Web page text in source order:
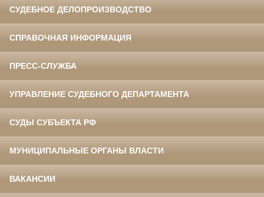
СУДЕБНОЕ ДЕЛОПРОИЗВОДСТВО
СПРАВОЧНАЯ ИНФОРМАЦИЯ
ПРЕСС-СЛУЖБА
УПРАВЛЕНИЕ СУДЕБНОГО ДЕПАРТАМЕНТА
СУДЫ СУБЪЕКТА РФ
МУНИЦИПАЛЬНЫЕ ОРГАНЫ ВЛАСТИ
ВАКАНСИИ